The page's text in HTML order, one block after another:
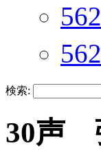
検索:
30声